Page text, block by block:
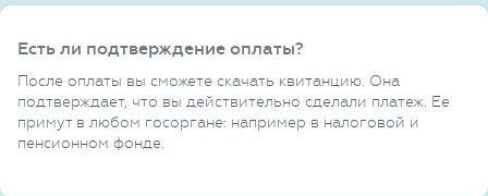
Есть ли подтверждение оплаты?
После оплаты вы сможете скачать квитанцию. Она
подтверждает, что вы действительно сделали платеж. Ее
примут в любом госоргане: например в налоговой и
пенсионном фонде.